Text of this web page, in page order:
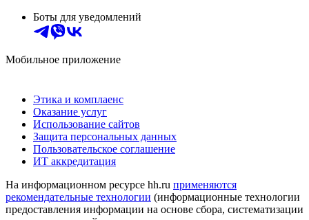
Боты для уведомлений
Мобильное приложение
Этика и комплаенс
Оказание услуг
Использование сайтов
Защита персональных данных
Пользовательское соглашение
ИТ аккредитация
На информационном ресурсе hh.ru применяются
рекомендательные технологии (информационные технологии
предоставления информации на основе сбора, систематизации